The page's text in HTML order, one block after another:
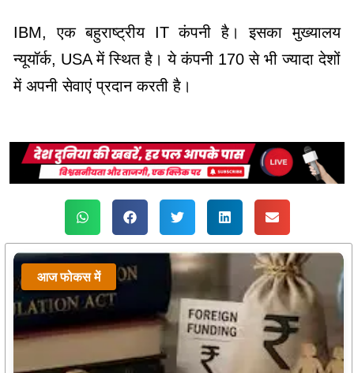
IBM, एक बहुराष्ट्रीय IT कंपनी है। इसका मुख्यालय
न्यूयॉर्क, USA में स्थित है। ये कंपनी 170 से भी ज्यादा देशों
में अपनी सेवाएं प्रदान करती है।
आज फोकस में